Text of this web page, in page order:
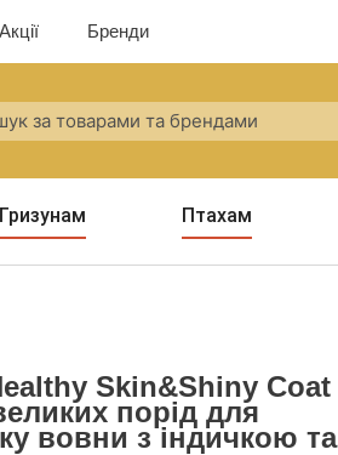
Акції Бренди
Гризунам Птахам
Skin&Shiny Coat
порід для
вовни з індичкою та